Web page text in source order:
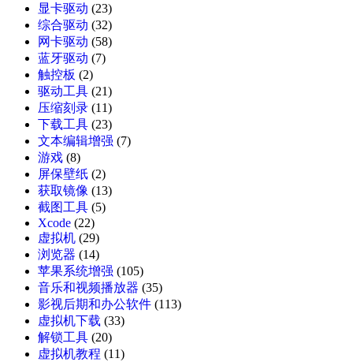
显卡驱动 (23)
综合驱动 (32)
网卡驱动 (58)
蓝牙驱动 (7)
触控板 (2)
驱动工具 (21)
压缩刻录 (11)
下载工具 (23)
文本编辑增强 (7)
游戏 (8)
屏保壁纸 (2)
获取镜像 (13)
截图工具 (5)
Xcode (22)
虚拟机 (29)
浏览器 (14)
苹果系统增强 (105)
音乐和视频播放器 (35)
影视后期和办公软件 (113)
虚拟机下载 (33)
解锁工具 (20)
虚拟机教程 (11)